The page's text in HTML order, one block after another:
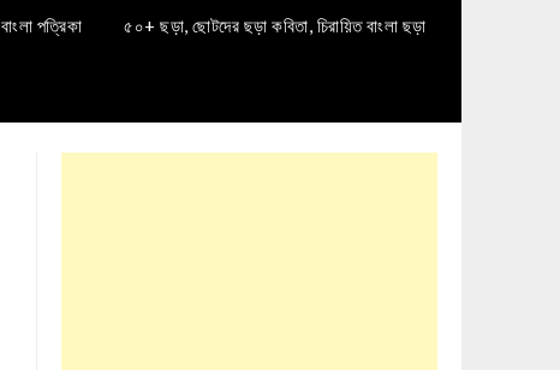
বাংলা পত্রিকা ৫০+ ছড়া, ছোটদের ছড়া কবিতা, চিরায়িত বাংলা ছড়া